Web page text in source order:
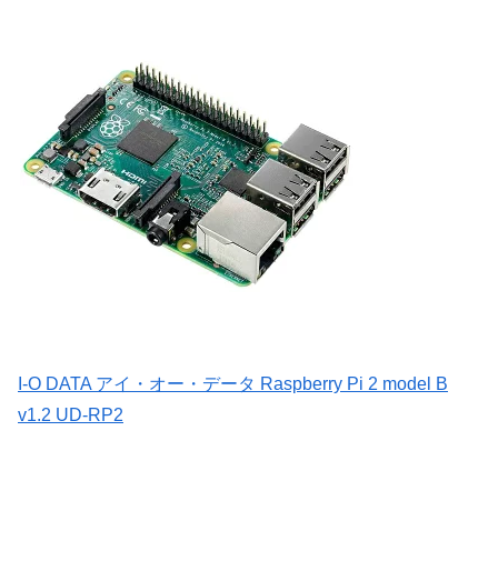
I-O DATA アイ・オー・データ Raspberry Pi 2 model B
v1.2 UD-RP2